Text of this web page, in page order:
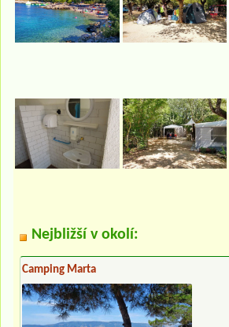
Nejbližší v okolí:
Camping Marta